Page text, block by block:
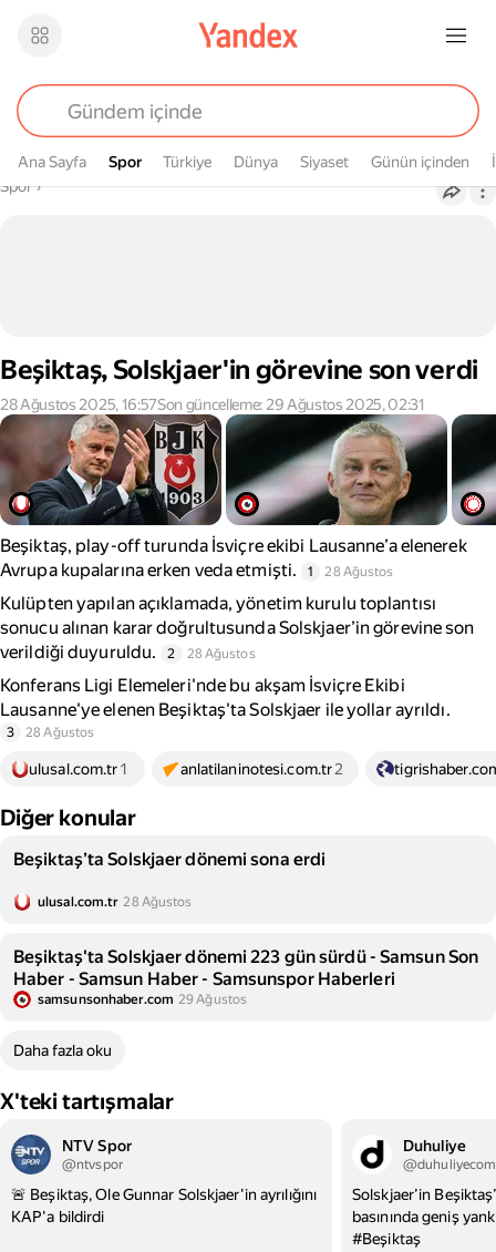
Ana Sayfa Spor
Spor Türkiye Dünya Siyaset Günün içinden
Buradasın
Spor›
Beşiktaş, Solskjaer'in görevine son verdi
28 Ağustos 2025, 16:57Son güncelleme: 29 Ağustos 2025, 02:31
Beşiktaş, play-off turunda İsviçre ekibi Lausanne’a elenerek
Avrupa kupalarına erken veda etmişti.
1 28 Ağustos
Kulüpten yapılan açıklamada, yönetim kurulu toplantısı
sonucu alınan karar doğrultusunda Solskjaer’in görevine son
verildiği duyuruldu.
2 28 Ağustos
Konferans Ligi Elemeleri'nde bu akşam İsviçre Ekibi
Lausanne'ye elenen Beşiktaş'ta Solskjaer ile yollar ayrıldı.
3 28 Ağustos
ulusal.com.tr1 anlatilaninotesi.com.tr2
Diğer konular
Beşiktaş’ta Solskjaer dönemi sona erdi
ulusal.com.tr 28 Ağustos
Beşiktaş'ta Solskjaer dönemi 223 gün sürdü - Samsun Son
Haber - Samsun Haber - Samsunspor Haberleri
samsunsonhaber.com 29 Ağustos
Daha fazla oku
X'teki tartışmalar
NTV Spor
@ntvspor
🚨 Beşiktaş, Ole Gunnar Solskjaer'in ayrılığını
KAP'a bildirdi
Duhuliye
Solskjaer’in
basınında geniş
#Beşiktaş